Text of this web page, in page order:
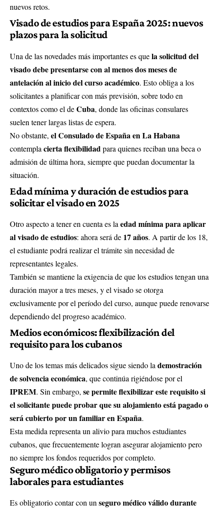
nuevos retos.
Visado de estudios para España 2025: nuevos
plazos para la solicitud
Una de las novedades más importantes es quela solicitud del
visado debe presentarse con al menos dos meses de
antelación al inicio del curso académico. Esto obliga a los
solicitantes a planificar con más previsión, sobre todo en
contextos como el deCuba, donde las oficinas consulares
suelen tener largas listas de espera.
No obstante, elConsulado de España en La Habana
contempla cierta flexibilidad para quienes reciban una beca o
admisión de última hora, siempre que puedan documentar la
situación.
Edad mínima y duración de estudios para
solicitar el visado en 2025
Otro aspecto a tener en cuenta es la edad mínima para aplicar
al visado de estudios: ahora será de 17 años. A partir de los 18,
el estudiante podrá realizar el trámite sin necesidad de
representantes legales.
También se mantiene la exigencia de que los estudios tengan una
duración mayor a tres meses, y el visado se otorga
exclusivamente por el período del curso, aunque puede renovarse
dependiendo del progreso académico.
Medios económicos: flexibilización del
requisito para los cubanos
Uno de los temas más delicados sigue siendo la demostración
de solvencia económica, que continúa rigiéndose por el
IPREM. Sin embargo, se permite flexibilizar este requisito si
el solicitante puede probar que su alojamiento está pagado o
será cubierto por un familiar en España.
Esta medida representa un alivio para muchos estudiantes
cubanos, que frecuentemente logran asegurar alojamiento pero
no siempre los fondos requeridos por completo.
Seguro médico obligatorio y permisos
laborales para estudiantes
Es obligatorio contar con un seguro médico válido durante